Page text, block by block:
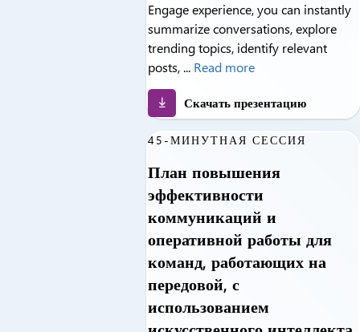
Engage experience, you can instantly
summarize conversations, explore
trending topics, identify relevant
posts, ... Read more
Скачать презентацию
45-МИНУТНАЯ СЕССИЯ
План повышения
эффективности
коммуникаций и
оперативной работы для
команд, работающих на
передовой, с
использованием